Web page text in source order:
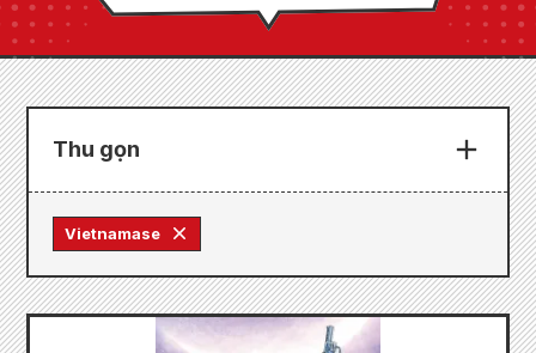
Thu gọn
Vietnamase